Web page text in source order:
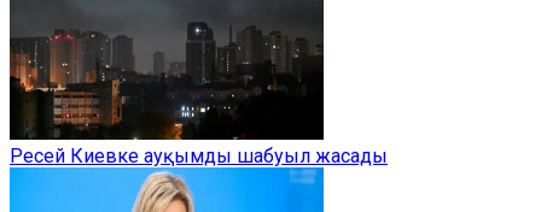
Ресей Киевке ауқымды шабуыл жасады